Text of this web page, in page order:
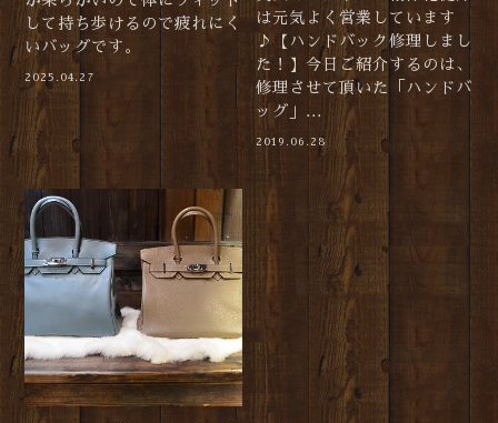
して持ち歩けるので疲れにく
いバッグです。
2025.04.27
は元気よく営業しています
♪【ハンドバック修理しまし
た！】今日ご紹介するのは、
修理させて頂いた「ハンドバ
ッグ」...
2019.06.28